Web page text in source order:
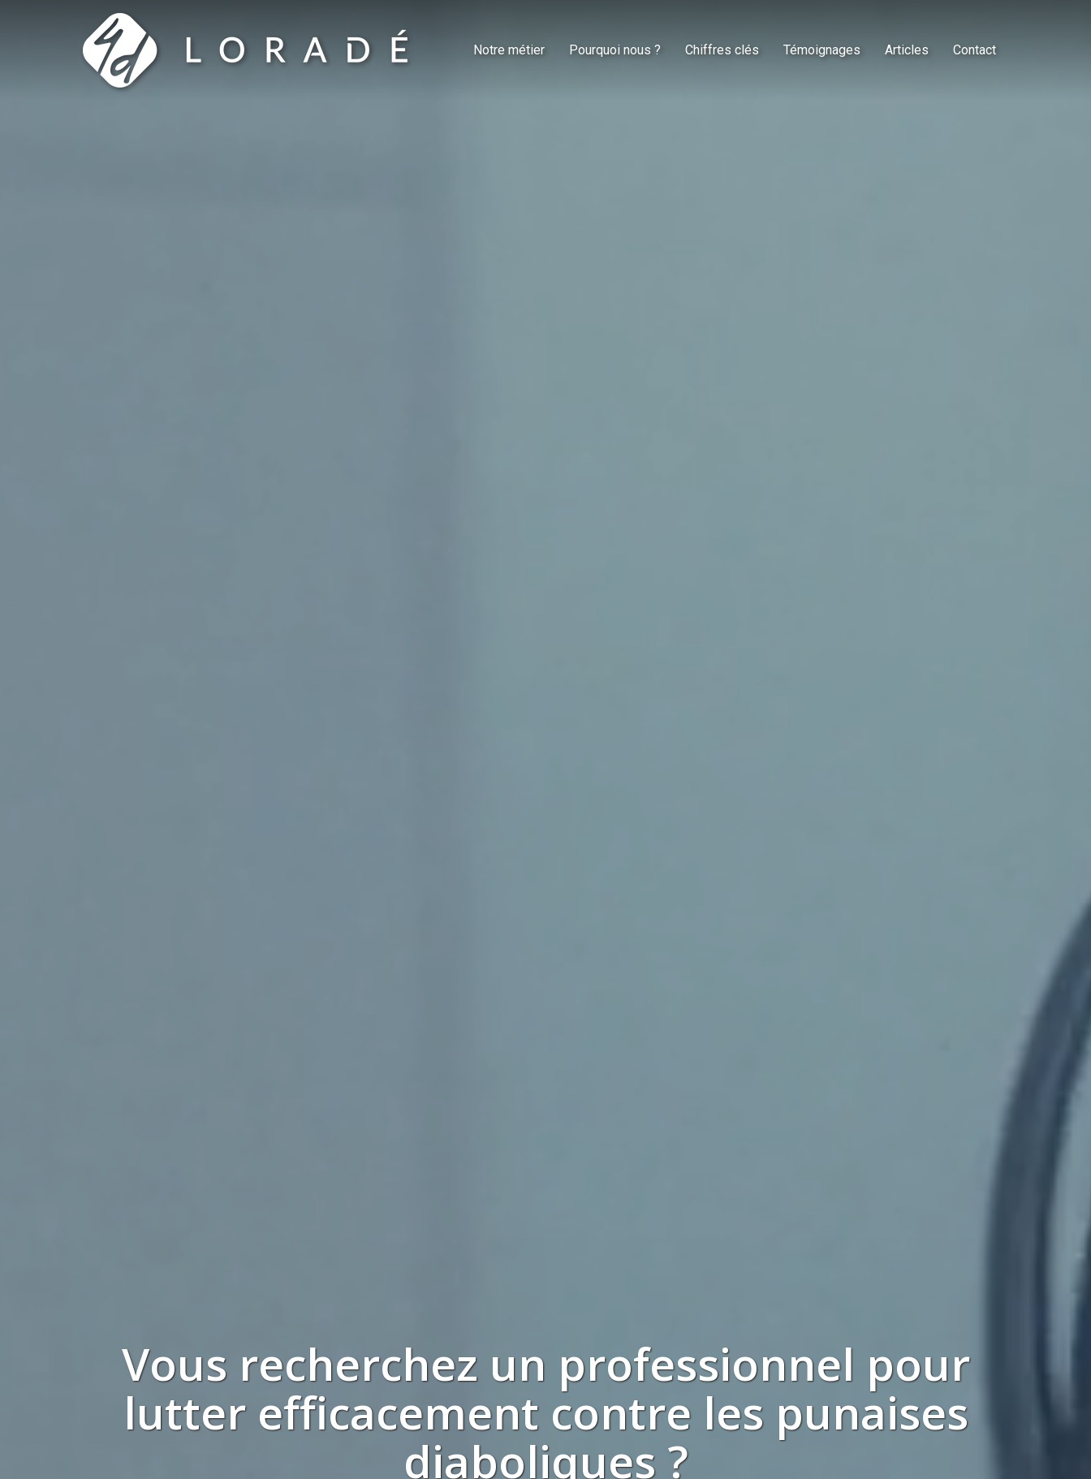
Notre métier Pourquoi nous ? Chiffres clés Témoignages Articles Contact
Vous recherchez un professionnel pour
lutter efficacement contre les punaises
diaboliques?